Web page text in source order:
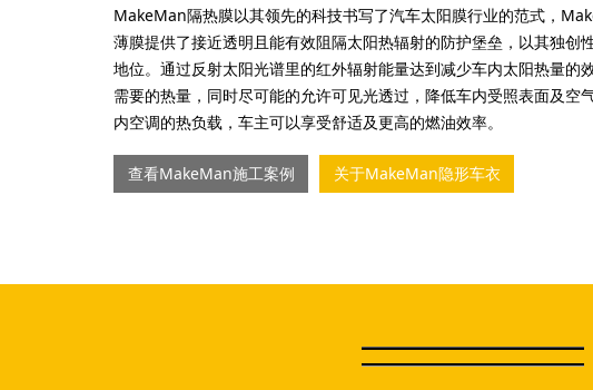
MakeMan隔热膜以其领先的科技书写了汽车太阳膜行业的范式，
薄膜提供了接近透明且能有效阻隔太阳热辐射的防护堡垒，以其独创
地位。通过反射太阳光谱里的红外辐射能量达到减少车内太阳热量的
需要的热量，同时尽可能的允许可见光透过，降低车内受照表面及空
内空调的热负载，车主可以享受舒适及更高的燃油效率。
查看MakeMan施工案例 关于MakeMan隐形车衣